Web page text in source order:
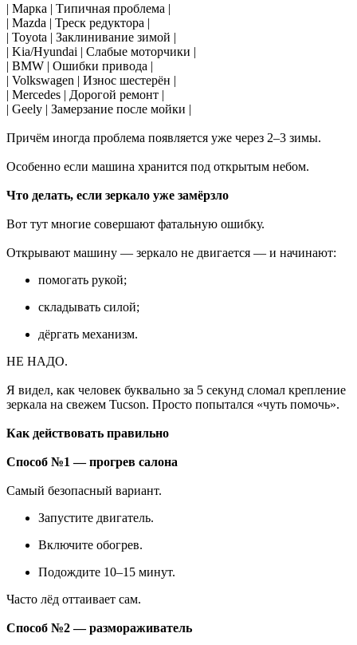
| Марка | Типичная проблема |
| Mazda | Треск редуктора |
| Toyota | Заклинивание зимой |
| Kia/Hyundai | Слабые моторчики |
| BMW | Ошибки привода |
| Volkswagen | Износ шестерён |
| Mercedes | Дорогой ремонт |
| Geely | Замерзание после мойки |
Причём иногда проблема появляется уже через 2–3 зимы.
Особенно если машина хранится под открытым небом.
Что делать, если зеркало уже замёрзло
Вот тут многие совершают фатальную ошибку.
Открывают машину — зеркало не двигается — и начинают:
помогать рукой;
складывать силой;
дёргать механизм.
НЕ НАДО.
Я видел, как человек буквально за 5 секунд сломал крепление
зеркала на свежем Tucson. Просто попытался «чуть помочь».
Как действовать правильно
Способ №1 — прогрев салона
Самый безопасный вариант.
Запустите двигатель.
Включите обогрев.
Подождите 10–15 минут.
Часто лёд оттаивает сам.
Способ №2 — размораживатель